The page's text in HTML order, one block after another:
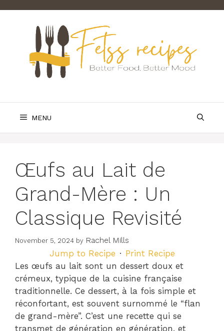
MENU
Œufs au Lait de
Grand-Mère : Un
Classique Revisité
November 5, 2024 by Rachel Mills
Jump to Recipe · Print Recipe
Les œufs au lait sont un dessert doux et
crémeux, typique de la cuisine française
traditionnelle. Ce dessert, à la fois simple et
réconfortant, est souvent surnommé le “flan
de grand-mère”. C’est une recette qui se
transmet de génération en génération, et